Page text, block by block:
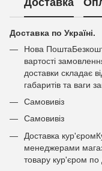
Доставка
Доставка по Україні.
Нова
вартості
доставки складає
габаритів та ваги
Самовивіз
Самовивіз
Доставка
менеджерами
товару кур'єром по